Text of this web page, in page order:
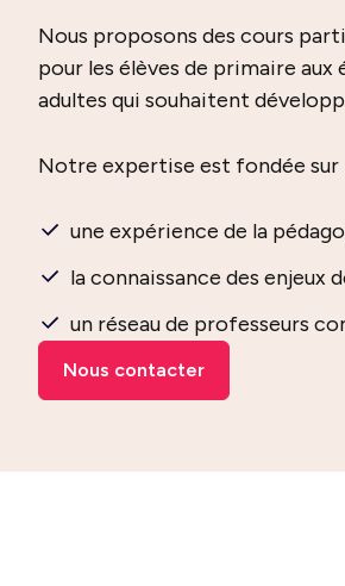
Nous proposons des cours
pour les élèves de primaire aux
adultes qui souhaitent
Notre expertise est fondée sur
une expérience de la
la connaissance des enjeux
un réseau de professeurs
Nous contacter